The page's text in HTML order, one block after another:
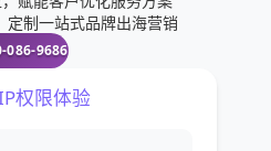
长期用，用不好了下个月我走
建站系统上，Shoptago还是非
定制一站式品牌出海营销
086-9686